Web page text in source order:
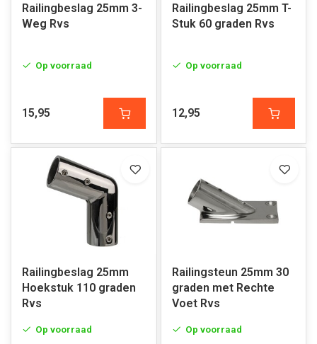
Railingbeslag 25mm 3-
Weg Rvs
Op voorraad
15,95
Railingbeslag 25mm T-
Stuk 60 graden Rvs
Op voorraad
12,95
Railingbeslag 25mm
Hoekstuk 110 graden
Rvs
Op voorraad
Railingsteun 25mm 30
graden met Rechte
Voet Rvs
Op voorraad